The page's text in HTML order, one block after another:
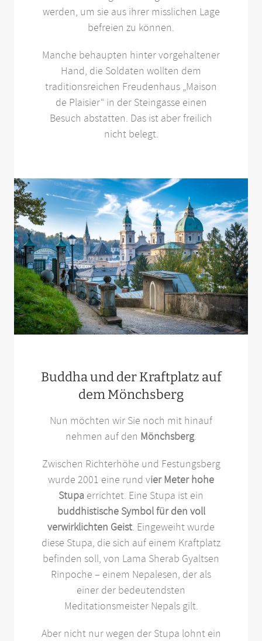
werden, um sie aus ihrer misslichen Lage
befreien zu können.
Manche behaupten hinter vorgehaltener
Hand, die Soldaten wollten dem
traditionsreichen Freudenhaus „Maison
de Plaisier“ in der Steingasse einen
Besuch abstatten. Das ist aber freilich
nicht belegt.
Buddha und der Kraftplatz auf
dem Mönchsberg
Nun möchten wir Sie noch mit hinauf
nehmen auf den Mönchsberg.
Zwischen Richterhöhe und Festungsberg
wurde 2001 eine rund vier Meter hohe
Stupa errichtet. Eine Stupa ist ein
buddhistische Symbol für den voll
verwirklichten Geist. Eingeweiht wurde
diese Stupa, die sich auf einem Kraftplatz
befinden soll, von Lama Sherab Gyaltsen
Rinpoche – einem Nepalesen, der als
einer der bedeutendsten
Meditationsmeister Nepals gilt.
Aber nicht nur wegen der Stupa lohnt ein